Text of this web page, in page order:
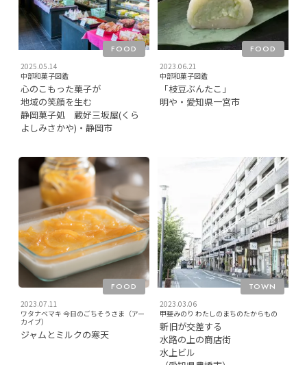
2025.05.14
FOOD
中部和菓子図鑑
心のこもった菓子が
地域の笑顔を生む
静岡菓子処 蔵好三坂屋(くら
よしみさかや)・静岡市
2023.06.21
FOOD
中部和菓子図鑑
「枝豆ぶんたこ」
明や・愛知県一宮市
2023.07.11
FOOD
ワタナベマキ 今日のごちそうさま（アー
カイブ）
ジャムとミルクの寒天
2023.03.06
TOWN
甲斐みのり わたしのまちのたからもの
新旧が交差する
水路の上の商店街
水上ビル